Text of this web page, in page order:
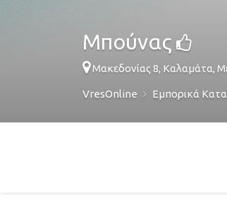
Μπούνας
Μακεδονίας 8, Καλαμάτα,
VresOnline Εμπορικά